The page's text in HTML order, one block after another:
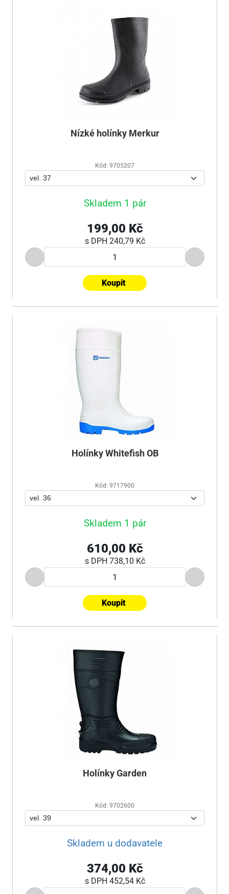
Nízké holínky Merkur
Kód: 9705207
Skladem 1 pár
199,00 Kč
s DPH 240,79 Kč
Koupit
Holínky Whitefish OB
Kód: 9717900
Skladem 1 pár
610,00 Kč
s DPH 738,10 Kč
Koupit
Holínky Garden
Kód: 9702600
Skladem u dodavatele
374,00 Kč
s DPH 452,54 Kč